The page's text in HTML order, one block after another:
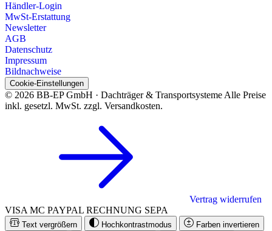
Händler-Login
MwSt-Erstattung
Newsletter
AGB
Datenschutz
Impressum
Bildnachweise
Cookie-Einstellungen
© 2026 BB-EP GmbH · Dachträger & Transportsysteme Alle Preise
inkl. gesetzl. MwSt. zzgl. Versandkosten.
Vertrag widerrufen
VISA MC PAYPAL RECHNUNG SEPA
Text vergrößern Hochkontrastmodus
Farben invertieren